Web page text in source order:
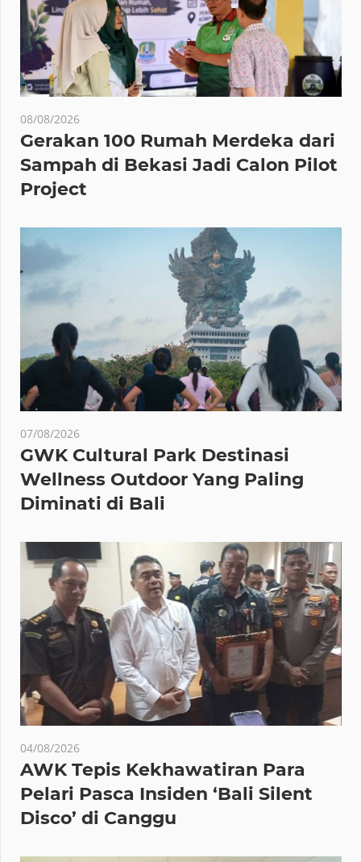
08/08/2026
Gerakan 100 Rumah Merdeka dari
Sampah di Bekasi Jadi Calon Pilot
Project
07/08/2026
GWK Cultural Park Destinasi
Wellness Outdoor Yang Paling
Diminati di Bali
04/08/2026
AWK Tepis Kekhawatiran Para
Pelari Pasca Insiden ‘Bali Silent
Disco’ di Canggu